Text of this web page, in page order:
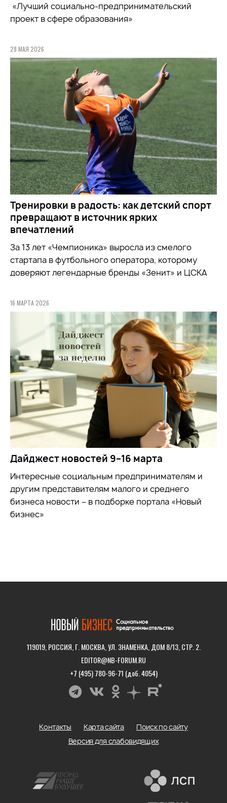
«Лучший социально-предпринимательский
проект в сфере образования»
28 МАЯ 2026
Тренировки в радость: как детский спорт
превращают в источник ярких
впечатлений
За 13 лет «Чемпионика» выросла из смелого
стартапа в футбольного оператора, которому
доверяют легендарные бренды «Зенит» и ЦСКА
16 МАРТА 2026
Дайджест новостей 9–16 марта
Интересные социальным предпринимателям и
другим представителям малого и среднего
бизнеса новости – в подборке портала «Новый
бизнес»
119019, РОССИЯ, Г. МОСКВА, УЛ. ЗНАМЕНКА, ДОМ 8/13, СТР. 2.
EDITOR@NB-FORUM.RU
+7 (495) 780-96-71 (доб. 4054)
Контакты Карта сайта
Поиск по сайту
Версия для слабовидящих